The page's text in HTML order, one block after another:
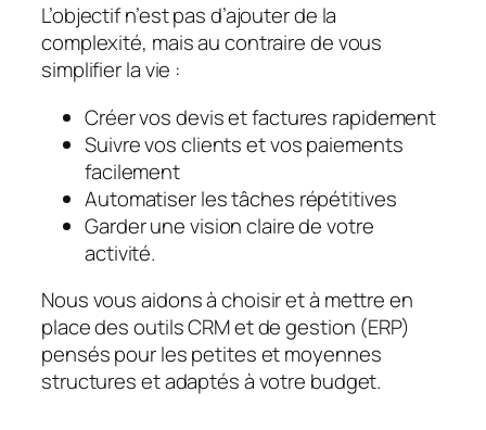
L’objectif n’est pas d’ajouter de la
complexité, mais au contraire de vous
simplifier la vie :
Créer vos devis et factures rapidement
Suivre vos clients et vos paiements
facilement
Automatiser les tâches répétitives
Garder une vision claire de votre
activité.
Nous vous aidons à choisir et à mettre en
place des outils CRM et de gestion (ERP)
pensés pour les petites et moyennes
structures et adaptés à votre budget.